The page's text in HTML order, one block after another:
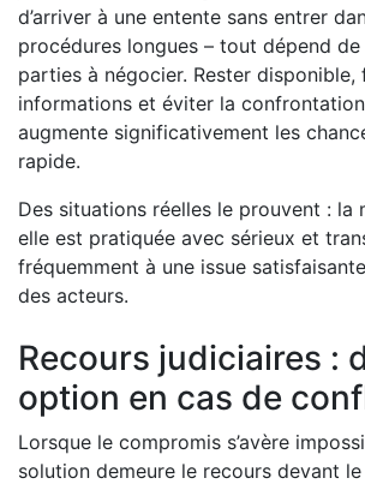
d’arriver à une entente sans entrer
procédures longues – tout dépend
parties à négocier. Rester
informations et éviter la
augmente significativement les
rapide.
Des situations réelles le prouvent : la
elle est pratiquée avec sérieux et
fréquemment à une issue
des acteurs.
Recours judiciaires :
option en cas de
Lorsque le compromis s’avère
solution demeure le recours devant